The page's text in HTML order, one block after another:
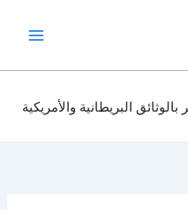
البريطانية والأمريكية